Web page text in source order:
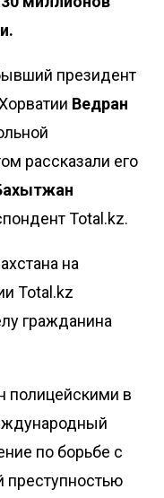
президент
Ведран
рассказали его
Total.kz.
на
Total.kz
гражданина
полицейскими в
по борьбе с
преступностью